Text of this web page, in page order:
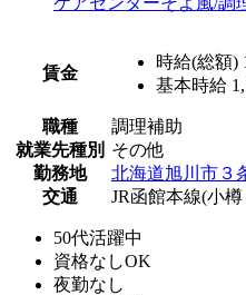
賃金
時給(総額)
基本時給
職種
調理補助
就業先種別 その他
勤務地
北海道旭川市３
交通
JR函館本線(小
50代活躍中
資格なしOK
夜勤なし